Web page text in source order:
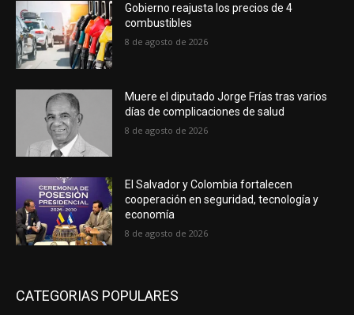
Gobierno reajusta los precios de 4
combustibles
8 de agosto de 2026
Muere el diputado Jorge Frías tras varios
días de complicaciones de salud
8 de agosto de 2026
El Salvador y Colombia fortalecen
cooperación en seguridad, tecnología y
economía
8 de agosto de 2026
CATEGORIAS POPULARES